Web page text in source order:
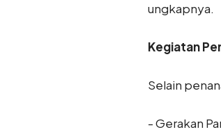
ungkapnya.
Kegiatan
Selain
- Gerakan